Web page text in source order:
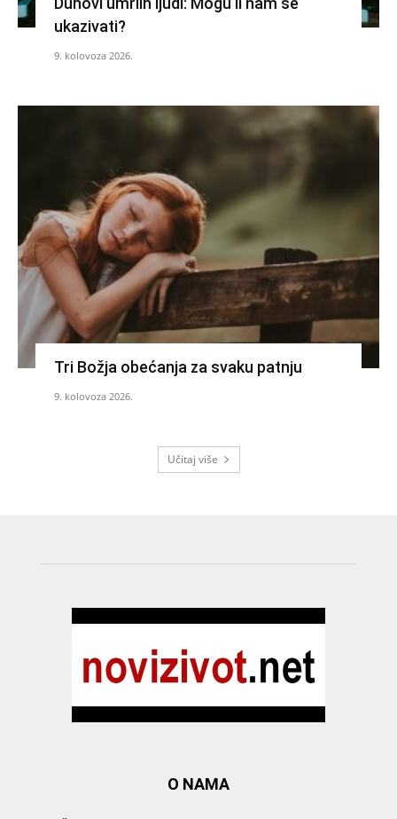
ukazivati?
9. kolovoza 2026.
Tri Božja obećanja za svaku patnju
9. kolovoza 2026.
Učitaj više
O NAMA